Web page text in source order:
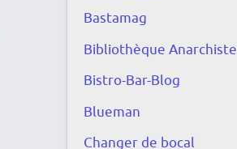
Bastamag
Bibliothèque Anarchiste
Bistro-Bar-Blog
Blueman
Changer de bocal